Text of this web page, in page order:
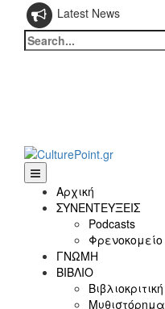
Latest News
Search
for:
Αρχική
ΣΥΝΕΝΤΕΥΞΕΙΣ
Podcasts
Φρενοκομείο
ΓΝΩΜΗ
ΒΙΒΛΙΟ
Βιβλιοκριτική
Μυθιστόρημα